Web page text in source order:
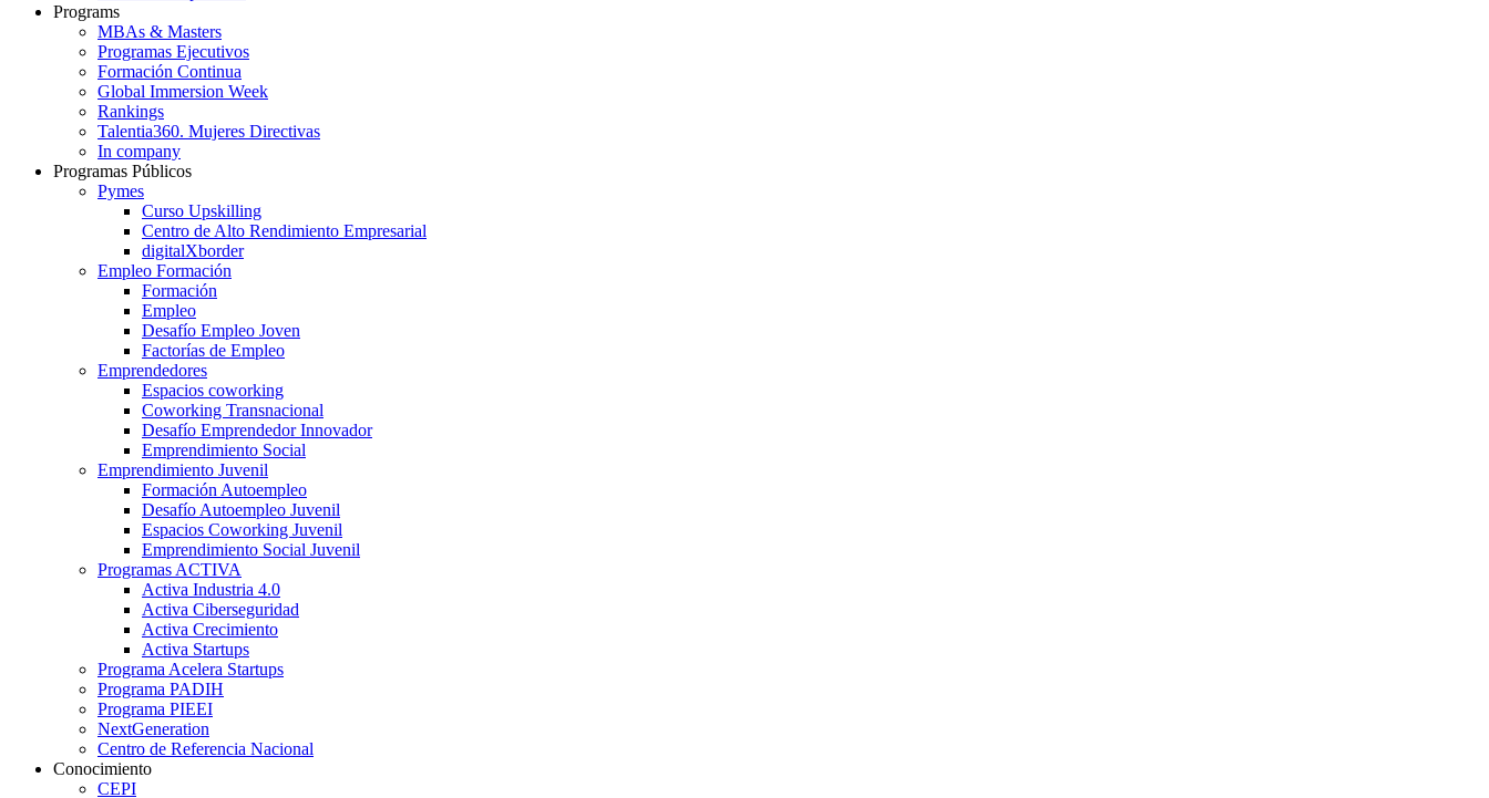
Programs
MBAs & Masters
Programas Ejecutivos
Formación Continua
Global Immersion Week
Rankings
Talentia360. Mujeres Directivas
In company
Programas Públicos
Pymes
Curso Upskilling
Centro de Alto Rendimiento Empresarial
digitalXborder
Empleo Formación
Formación
Empleo
Desafío Empleo Joven
Factorías de Empleo
Emprendedores
Espacios coworking
Coworking Transnacional
Desafío Emprendedor Innovador
Emprendimiento Social
Emprendimiento Juvenil
Formación Autoempleo
Desafío Autoempleo Juvenil
Espacios Coworking Juvenil
Emprendimiento Social Juvenil
Programas ACTIVA
Activa Industria 4.0
Activa Ciberseguridad
Activa Crecimiento
Activa Startups
Programa Acelera Startups
Programa PADIH
Programa PIEEI
NextGeneration
Centro de Referencia Nacional
Conocimiento
CEPI